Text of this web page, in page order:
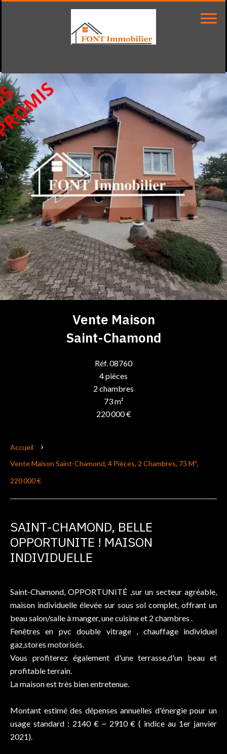
Vente Maison
Saint-Chamond
Réf. 08760
4 pièces
2 chambres
73 m²
220 000 €
Accueil
Vente Maison Saint-Chamond, 4 Pièces, 2 Chambres, 73 M²,
220 000 €
SAINT-CHAMOND, BELLE
OPPORTUNITE ! MAISON
INDIVIDUELLE
Saint-Chamond, OPPORTUNITÉ ,sur un secteur agréable,
maison individuelle élevée sur sous sol complet, offrant un
beau salon/salle à manger, une cuisine et 2 chambres .
Fenêtres en pvc double vitrage , chauffage individuel
gaz,stores motorisés.
Vous profiterez également d'une terrasse,d'un beau et
profitable terrain.
La maison est très bien entretenue.
Montant estimé des dépenses annuelles d'énergie pour un
usage standard : 2140 € ~ 2910 € ( indice au 1er janvier
2021).